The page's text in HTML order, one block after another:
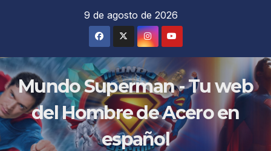
9 de agosto de 2026
Mundo Superman - Tu web
del Hombre de Acero en
español